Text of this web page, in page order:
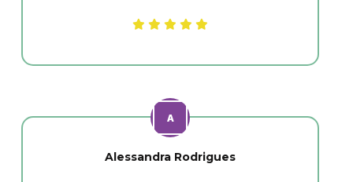
Alessandra Rodrigues